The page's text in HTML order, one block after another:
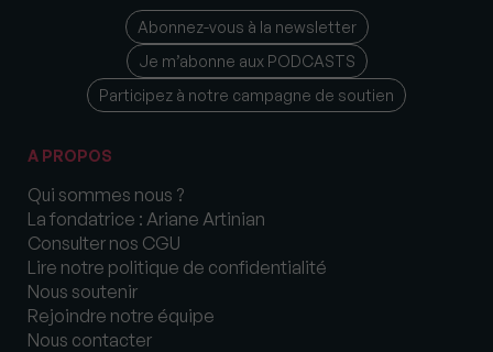
Abonnez-vous à la newsletter
Je m’abonne aux PODCASTS
Participez à notre campagne de soutien
A PROPOS
Qui sommes nous ?
La fondatrice : Ariane Artinian
Consulter nos CGU
Lire notre politique de confidentialité
Nous soutenir
Rejoindre notre équipe
Nous contacter